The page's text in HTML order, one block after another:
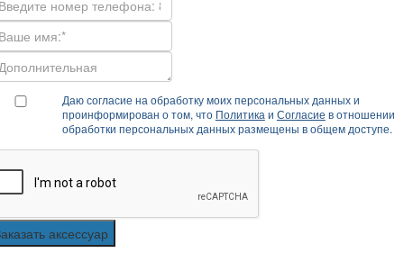
Даю согласие на обработку моих персональных данных и
проинформирован о том, что Политика и Согласие в отношении
обработки персональных данных размещены в общем доступе.
аксессуар